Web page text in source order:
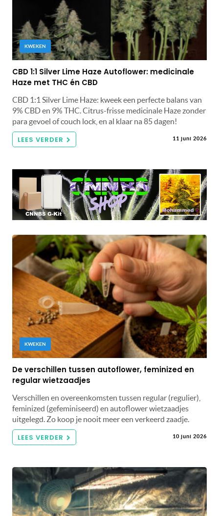
KWEKEN
CBD 1:1 Silver Lime Haze Autoflower: medicinale
Haze met THC én CBD
CBD 1:1 Silver Lime Haze: kweek een perfecte balans van
9% CBD en 9% THC. Citrus-frisse medicinale Haze zonder
para gevoel of couch lock, en al klaar na 85 dagen!
LEES VERDER 11 juni 2026
KWEKEN
De verschillen tussen autoflower, feminized en
regular wietzaadjes
Verschillen en overeenkomsten tussen regular (regulier),
feminized (gefeminiseerd) en autoflower wietzaadjes
uitgelegd. Zo koop je nooit meer een verkeerd zaadje.
LEES VERDER 10 juni 2026